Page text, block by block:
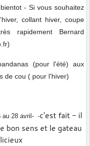
- Si vous souhaitez
collant hiver, coupe
rapidement Bernard
(pour l'été) aux
de cou ( pour l'hiver)
au 28 avril- -c'est fait - il
bon sens et le gateau